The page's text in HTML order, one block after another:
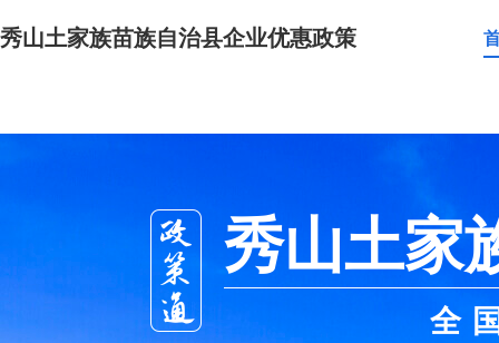
秀山土家族苗族自治县企业优惠政策
秀山土家
全